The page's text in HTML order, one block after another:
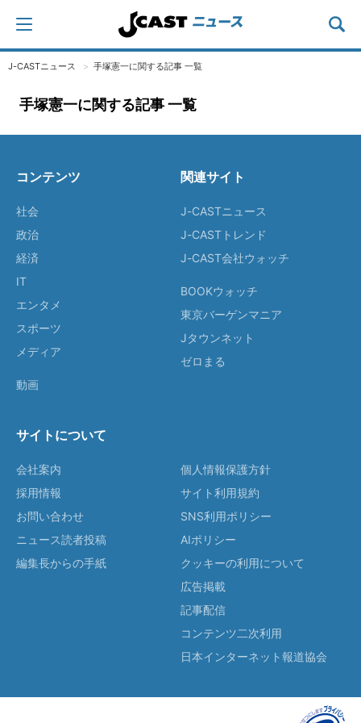
J-CASTニュース 手塚憲一に関する記事 一覧
手塚憲一に関する記事 一覧
コンテンツ
社会
政治
経済
IT
エンタメ
スポーツ
メディア
動画
関連サイト
J-CASTニュース
J-CASTトレンド
J-CAST会社ウォッチ
BOOKウォッチ
東京バーゲンマニア
Jタウンネット
ゼロまる
サイトについて
会社案内
採用情報
お問い合わせ
ニュース読者投稿
編集長からの手紙
個人情報保護方針
サイト利用規約
SNS利用ポリシー
AIポリシー
クッキーの利用について
広告掲載
記事配信
コンテンツ二次利用
日本インターネット報道協会